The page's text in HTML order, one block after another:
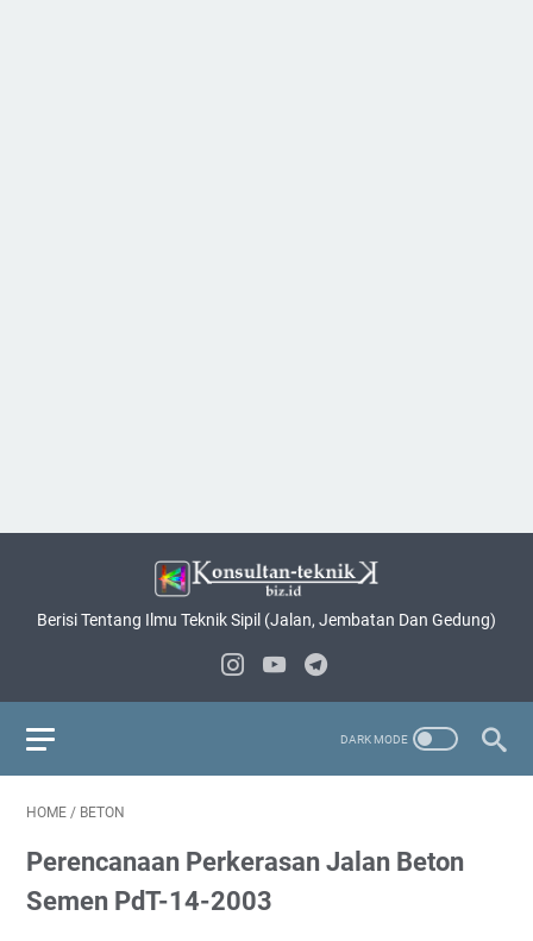
Berisi Tentang Ilmu Teknik Sipil (Jalan, Jembatan Dan Gedung)
HOME / BETON
Perencanaan Perkerasan Jalan Beton
Semen PdT-14-2003